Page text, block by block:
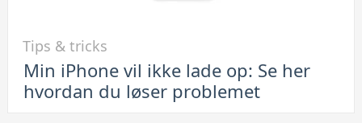
Min
iPhone
Tips & tricks
Min iPhone vil ikke lade op: Se her
hvordan du løser problemet